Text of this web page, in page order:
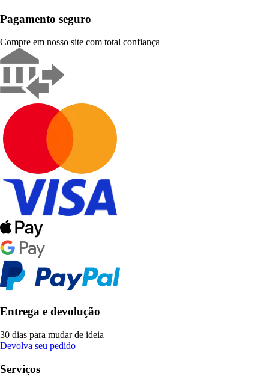
Pagamento seguro
Compre em nosso site com total confiança
Entrega e devolução
30 dias para mudar de ideia
Devolva seu pedido
Serviços